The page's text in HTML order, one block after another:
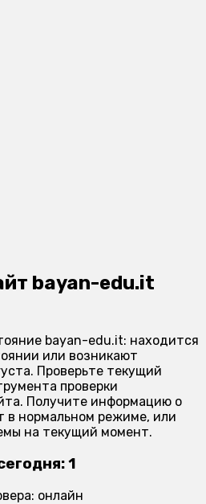
bayan-edu.it
bayan-edu.it: находится
или возникают
Проверьте текущий
проверки
Получите информацию о
в нормальном режиме, или
на текущий момент.
1
онлайн